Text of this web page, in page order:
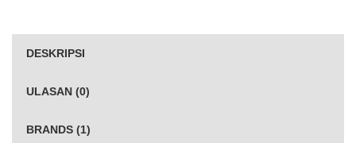
DESKRIPSI
ULASAN (0)
BRANDS (1)